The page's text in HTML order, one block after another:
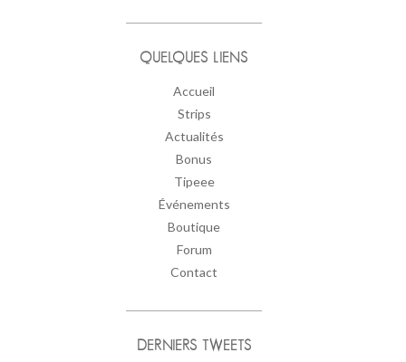
QUELQUES LIENS
Accueil
Strips
Actualités
Bonus
Tipeee
Événements
Boutique
Forum
Contact
DERNIERS TWEETS